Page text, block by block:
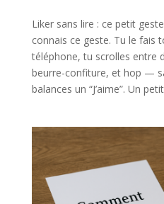
Liker sans lire : ce petit
connais ce geste. Tu le fais
téléphone, tu scrolles entre
beurre-confiture, et hop —
balances un “J’aime”. Un